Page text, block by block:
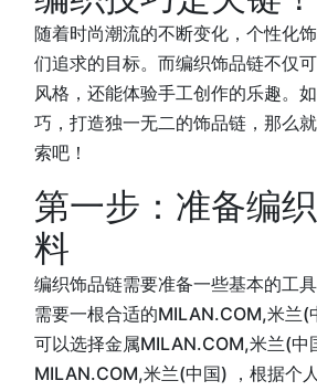
随着时尚潮流的不断变化，个性化
们追求的目标。而编织饰品链不仅
风格，还能体验手工创作的乐趣。
巧，打造独一无二的饰品链，那么
索吧！
第一步：准备编
料
编织饰品链需要准备一些基本的工
需要一根合适的MILAN.COM,米兰(
可以选择金属MILAN.COM,米兰(中
MILAN.COM,米兰(中国) ，根据个